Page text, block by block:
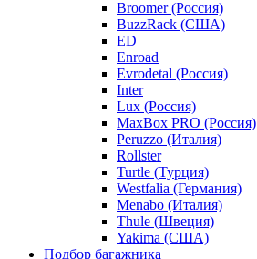
Broomer (Россия)
BuzzRack (США)
ED
Enroad
Evrodetal (Россия)
Inter
Lux (Россия)
MaxBox PRO (Россия)
Peruzzo (Италия)
Rollster
Turtle (Турция)
Westfalia (Германия)
Menabo (Италия)
Thule (Швеция)
Yakima (США)
Подбор багажника